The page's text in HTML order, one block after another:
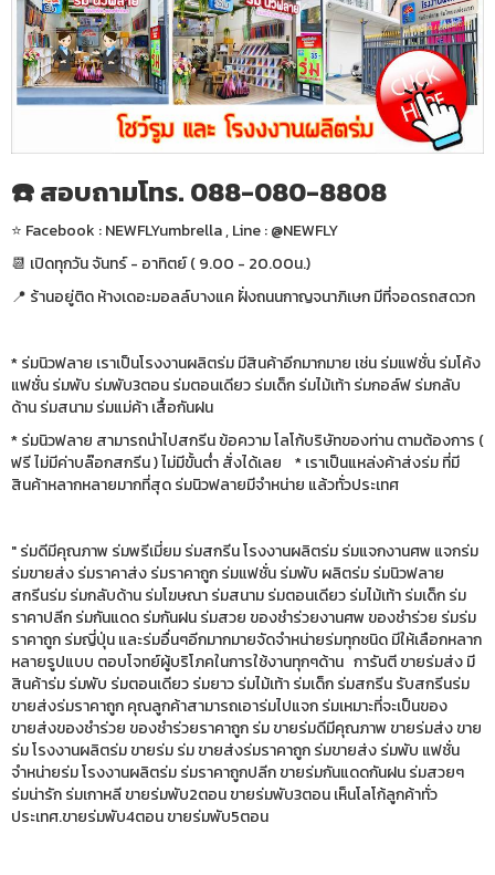
☎️ สอบถามโทร. 088-080-8808
⭐️ Facebook : NEWFLYumbrella , Line : @NEWFLY
📆 เปิดทุกวัน จันทร์ - อาทิตย์ ( 9.00 - 20.00น.)
📍 ร้านอยู่ติด ห้างเดอะมอลล์บางแค ฝั่งถนนกาญจนาภิเษก มีที่จอดรถสดวก
* ร่มนิวฟลาย เราเป็นโรงงานผลิตร่ม มีสินค้าอีกมากมาย เช่น ร่มแฟชั่น ร่มโค้ง
แฟชั่น ร่มพับ ร่มพับ3ตอน ร่มตอนเดียว ร่มเด็ก ร่มไม้เท้า ร่มกอล์ฟ ร่มกลับ
ด้าน ร่มสนาม ร่มแม่ค้า เสื้อกันฝน
* ร่มนิวฟลาย สามารถนำไปสกรีน ข้อความ โลโก้บริษัทของท่าน ตามต้องการ (
ฟรี ไม่มีค่าบล๊อกสกรีน ) ไม่มีขั้นต่ำ สั่งได้เลย * เราเป็นแหล่งค้าส่งร่ม ที่มี
สินค้าหลากหลายมากที่สุด ร่มนิวฟลายมีจำหน่าย แล้วทั่วประเทศ
" ร่มดีมีคุณภาพ ร่มพรีเมี่ยม ร่มสกรีน โรงงานผลิตร่ม ร่มแจกงานศพ แจกร่ม
ร่มขายส่ง ร่มราคาส่ง ร่มราคาถูก ร่มแฟชั่น ร่มพับ ผลิตร่ม ร่มนิวฟลาย
สกรีนร่ม ร่มกลับด้าน ร่มโฆษณา ร่มสนาม ร่มตอนเดียว ร่มไม้เท้า ร่มเด็ก ร่ม
ราคาปลีก ร่มกันแดด ร่มกันฝน ร่มสวย ของชำร่วยงานศพ ของชำร่วย ร่มร่ม
ราคาถูก ร่มญี่ปุ่น และร่มอื่นๆอีกมากมายจัดจำหน่ายร่มทุกชนิด มีให้เลือกหลาก
หลายรูปแบบ ตอบโจทย์ผู้บริโภคในการใช้งานทุกๆด้าน การันตี ขายร่มส่ง มี
สินค้าร่ม ร่มพับ ร่มตอนเดียว ร่มยาว ร่มไม้เท้า ร่มเด็ก ร่มสกรีน รับสกรีนร่ม
ขายส่งร่มราคาถูก คุณลูกค้าสามารถเอาร่มไปแจก ร่มเหมาะที่จะเป็นของ
ขายส่งของชำร่วย ของชำร่วยราคาถูก ร่ม ขายร่มดีมีคุณภาพ ขายร่มส่ง ขาย
ร่ม โรงงานผลิตร่ม ขายร่ม ร่ม ขายส่งร่มราคาถูก ร่มขายส่ง ร่มพับ แฟชั่น
จำหน่ายร่ม โรงงานผลิตร่ม ร่มราคาถูกปลีก ขายร่มกันแดดกันฝน ร่มสวยๆ
ร่มน่ารัก ร่มเกาหลี ขายร่มพับ2ตอน ขายร่มพับ3ตอน เห็นโลโก้ลูกค้าทั่ว
ประเทศ.ขายร่มพับ4ตอน ขายร่มพับ5ตอน